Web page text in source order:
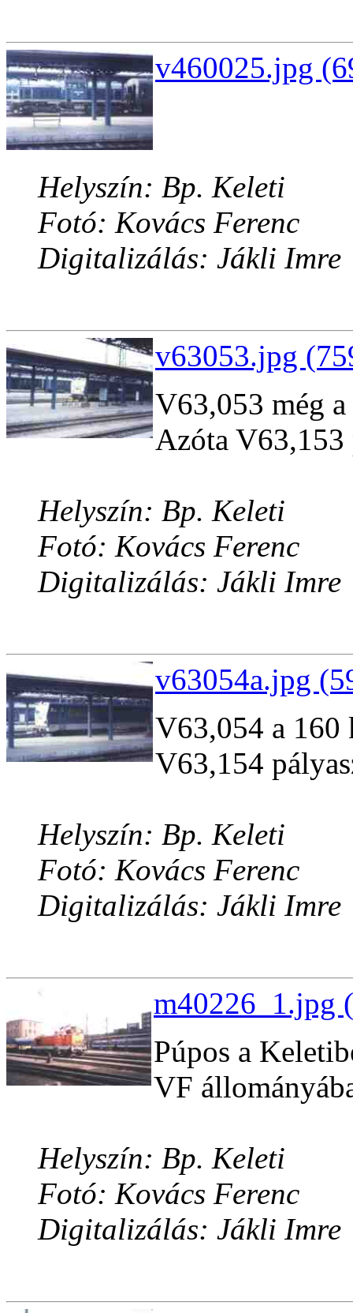
v460025.jpg
Helyszín: Bp. Keleti
Fotó: Kovács Ferenc
Digitalizálás: Jákli Imre
v63053.jpg
V63,053 még
Azóta V63,153
Helyszín: Bp. Keleti
Fotó: Kovács Ferenc
Digitalizálás: Jákli Imre
v63054a.jpg
V63,054 a 160
V63,154
Helyszín: Bp. Keleti
Fotó: Kovács Ferenc
Digitalizálás: Jákli Imre
m40226_1.jpg
Púpos a
VF
Helyszín: Bp. Keleti
Fotó: Kovács Ferenc
Digitalizálás: Jákli Imre